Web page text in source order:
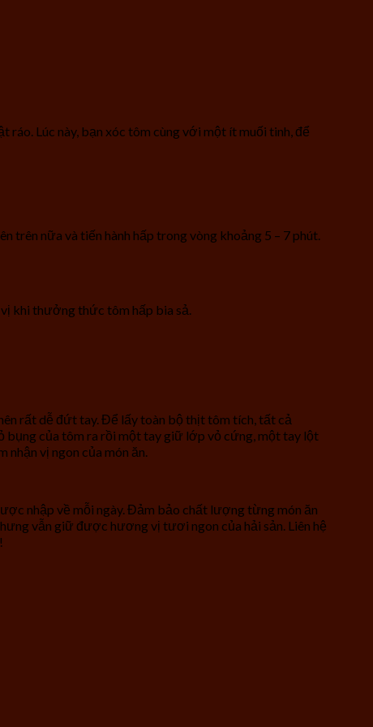
Lúc này, bạn xóc tôm cùng với một ít muối tinh, để
trên nữa và tiến hành hấp trong vòng khoảng 5 – 7 phút.
khi thưởng thức tôm hấp bia sả.
rất dễ đứt tay. Để lấy toàn bộ thịt tôm tích, tất cả
bụng của tôm ra rồi một tay giữ lớp vỏ cứng, một tay lột
vị ngon của món ăn.
nhập về mỗi ngày. Đảm bảo chất lượng từng món ăn
vẫn giữ được hương vị tươi ngon của hải sản. Liên hệ